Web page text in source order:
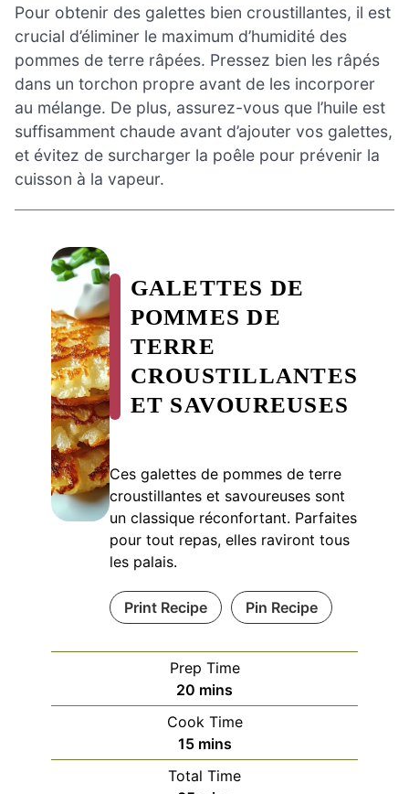
Pour obtenir des galettes bien croustillantes, il est
crucial d’éliminer le maximum d’humidité des
pommes de terre râpées. Pressez bien les râpés
dans un torchon propre avant de les incorporer
au mélange. De plus, assurez-vous que l’huile est
suffisamment chaude avant d’ajouter vos galettes,
et évitez de surcharger la poêle pour prévenir la
cuisson à la vapeur.
GALETTES DE
POMMES DE
TERRE
CROUSTILLANTES
ET SAVOUREUSES
Ces galettes de pommes de terre
croustillantes et savoureuses sont
un classique réconfortant. Parfaites
pour tout repas, elles raviront tous
les palais.
Print Recipe Pin Recipe
Prep Time
20 minutes
mins
Cook Time
15minutes
mins
Total Time